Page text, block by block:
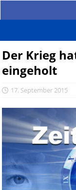
Der Krieg
eingeholt
17. September 2015